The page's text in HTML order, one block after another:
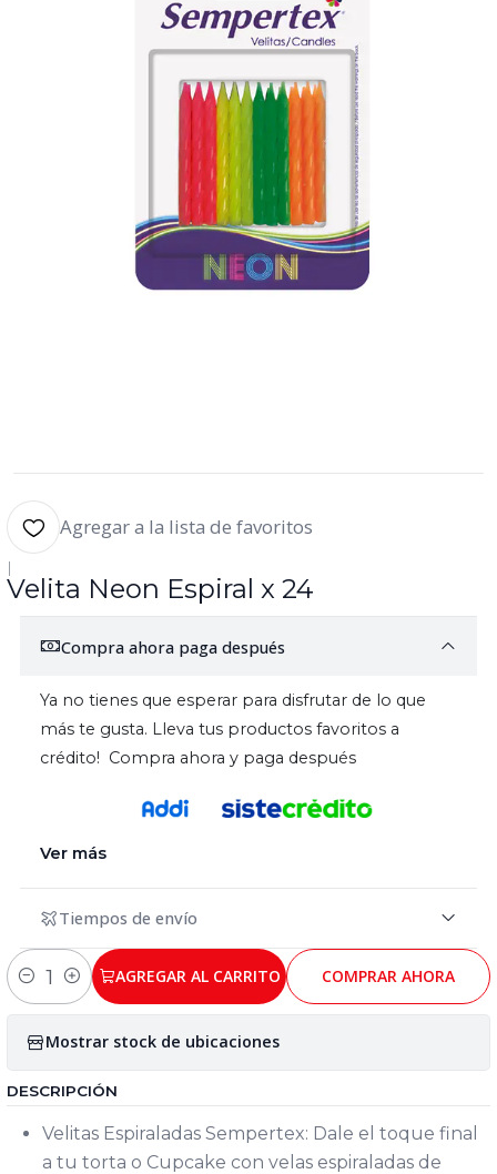
Agregar a la lista de favoritos
|
Velita Neon Espiral x 24
Compra ahora paga después
Ya no tienes que esperar para disfrutar de lo que
más te gusta. Lleva tus productos favoritos a
crédito! Compra ahora y paga después
Ver más
Tiempos de envío
Cantidad
AGREGAR AL CARRITO COMPRAR AHORA
Mostrar stock de ubicaciones
DESCRIPCIÓN
Velitas Espiraladas Sempertex: Dale el toque final
a tu torta o Cupcake con velas espiraladas de